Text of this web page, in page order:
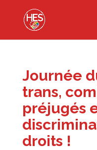
Journée
trans,
préjugés
droits !